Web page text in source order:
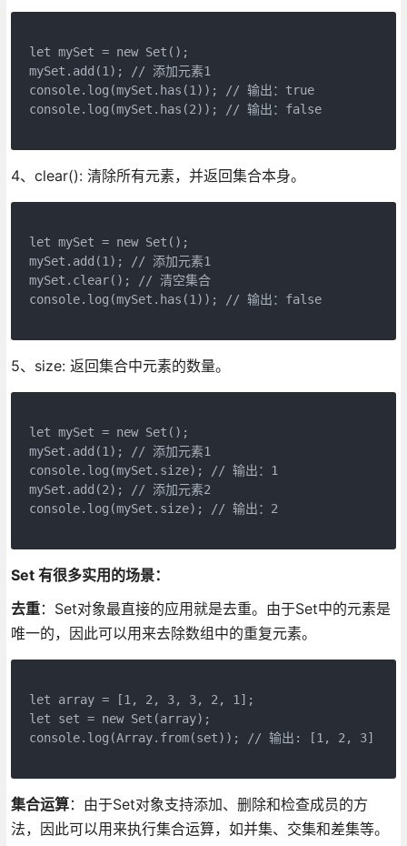
let mySet = new Set();
mySet.add(1); // 添加元素1
console.log(mySet.has(1)); // 输出：true
console.log(mySet.has(2)); // 输出：false
4、clear(): 清除所有元素，并返回集合本身。
let mySet = new Set();
mySet.add(1); // 添加元素1
mySet.clear(); // 清空集合
console.log(mySet.has(1)); // 输出：false
5、size: 返回集合中元素的数量。
let mySet = new Set();
mySet.add(1); // 添加元素1
console.log(mySet.size); // 输出：1
mySet.add(2); // 添加元素2
console.log(mySet.size); // 输出：2
Set 有很多实用的场景：
去重：Set对象最直接的应用就是去重。由于Set中的元素是
唯一的，因此可以用来去除数组中的重复元素。
let array = [1, 2, 3, 3, 2, 1];
let set = new Set(array);
console.log(Array.from(set)); // 输出: [1, 2, 3]
集合运算：由于Set对象支持添加、删除和检查成员的方
法，因此可以用来执行集合运算，如并集、交集和差集等。